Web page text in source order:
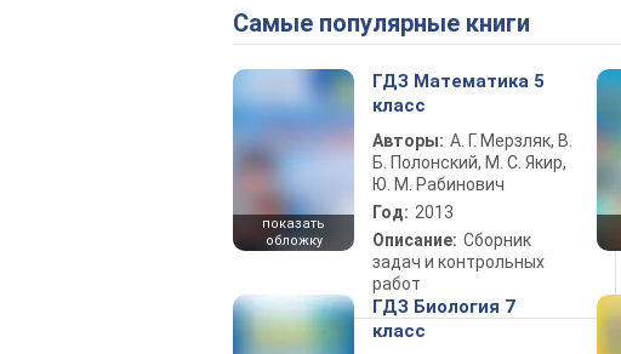
Самые популярные книги
показать
обложку
ГДЗ Математика 5
класс
Авторы: А. Г. Мерзляк, В.
Б. Полонский, М. С. Якир,
Ю. М. Рабинович
Год: 2013
Описание: Сборник
задач и контрольных
работ
ГДЗ Биология 7
класс